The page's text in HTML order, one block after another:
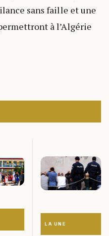
sans faille et une
à l’Algérie
LA UNE